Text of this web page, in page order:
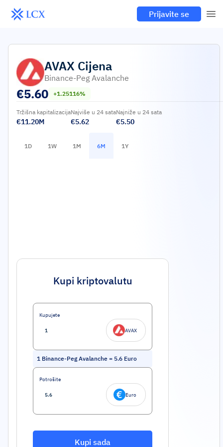
Prijavite se
AVAX Cijena
Binance-Peg Avalanche
€5.60 +1.25116%
Tržišna kapitalizacija
€11.20M
Najviše u 24 sata
€5.62
Najniže u 24 sata
€5.50
1D 1W 1M 6M 1Y
Kupi kriptovalutu
Kupujete
AVAX
1 Binance-Peg Avalanche = 5.6 Euro
Potrošite
Euro
Kupi sada